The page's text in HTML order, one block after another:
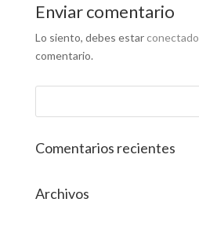
Enviar comentario
Lo siento, debes estarconectado
comentario.
Comentarios recientes
Archivos